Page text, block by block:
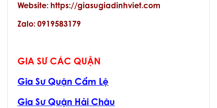
Website: https://giasugiadinhviet.com
Zalo: 0919583179
GIA SƯ CÁC QUẬN
Gia Sư Quận Cẩm Lệ
Gia Sư Quận Hải Châu